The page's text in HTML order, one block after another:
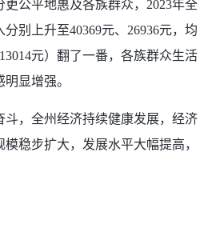
公平地惠及各族群众，2023年全
别上升至40369元、26936元，均
元）翻了一番，各族群众生活
显增强。
，全州经济持续健康发展，经济
稳步扩大，发展水平大幅提高，